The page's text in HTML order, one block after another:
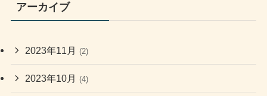
アーカイブ
2023年11月 (2)
2023年10月 (4)